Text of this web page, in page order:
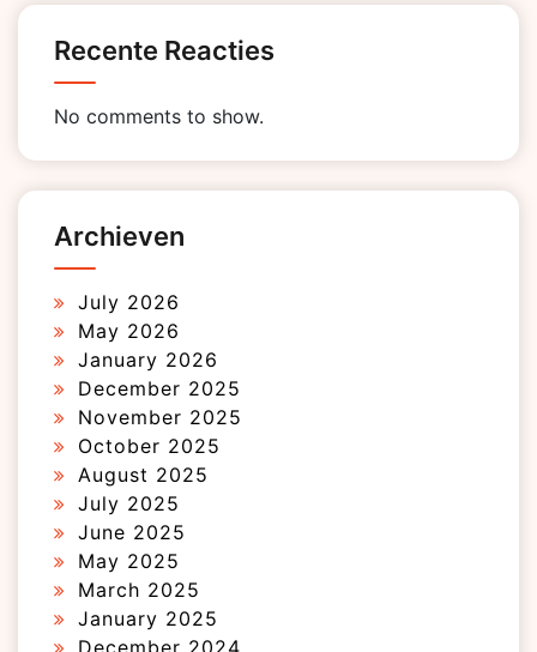
Recente Reacties
No comments to show.
Archieven
July 2026
May 2026
January 2026
December 2025
November 2025
October 2025
August 2025
July 2025
June 2025
May 2025
March 2025
January 2025
December 2024